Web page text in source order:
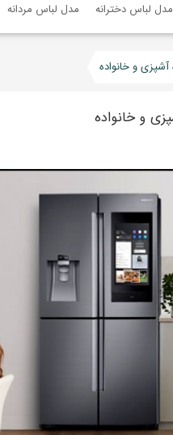
مدل لباس دخترانه مدل لباس مردانه